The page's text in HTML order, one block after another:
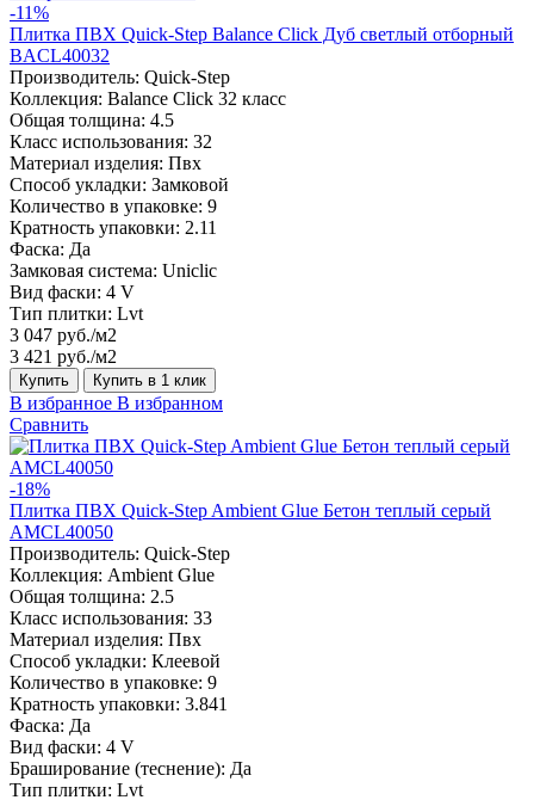
-11%
Плитка ПВХ Quick-Step Balance Click Дуб светлый отборный
BACL40032
Производитель: Quick-Step
Коллекция: Balance Click 32 класс
Общая толщина: 4.5
Класс использования: 32
Материал изделия: Пвх
Способ укладки: Замковой
Количество в упаковке: 9
Кратность упаковки: 2.11
Фаска: Да
Замковая система: Uniclic
Вид фаски: 4 V
Тип плитки: Lvt
3 047 руб./м2
3 421 руб./м2
Купить Купить в 1 клик
В избранное В избранном
Сравнить
-18%
Плитка ПВХ Quick-Step Ambient Glue Бетон теплый серый
AMCL40050
Производитель: Quick-Step
Коллекция: Ambient Glue
Общая толщина: 2.5
Класс использования: 33
Материал изделия: Пвх
Способ укладки: Клеевой
Количество в упаковке: 9
Кратность упаковки: 3.841
Фаска: Да
Вид фаски: 4 V
Браширование (теснение): Да
Тип плитки: Lvt